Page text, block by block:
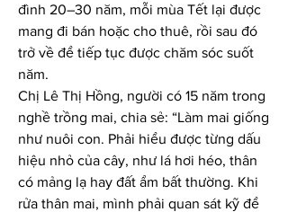
đình 20–30 năm, mỗi mùa Tết lại được
mang đi bán hoặc cho thuê, rồi sau đó
trở về để tiếp tục được chăm sóc suốt
năm.
Chị Lê Thị Hồng, người có 15 năm trong
nghề trồng mai, chia sẻ: “Làm mai giống
như nuôi con. Phải hiểu được từng dấu
hiệu nhỏ của cây, như lá hơi héo, thân
có mảng lạ hay đất ẩm bất thường. Khi
rửa thân mai, mình phải quan sát kỹ để